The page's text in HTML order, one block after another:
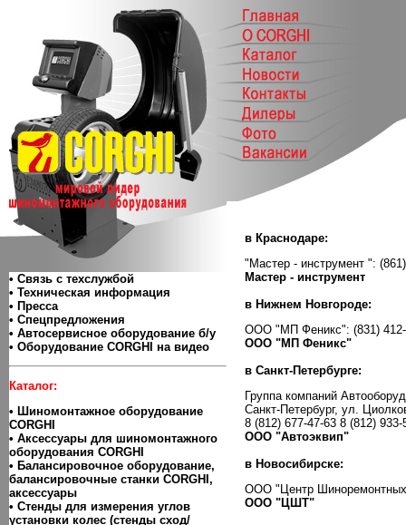
• Связь с техслужбой
• Техническая информация
• Пресса
• Спецпредложения
• Автосервисное оборудование б/у
• Оборудование CORGHI на видео
Каталог:
• Шиномонтажное оборудование
CORGHI
• Аксессуары для шиномонтажного
оборудования CORGHI
• Балансировочное оборудование,
балансировочные станки CORGHI,
аксессуары
• Стенды для измерения углов
установки колес (стенды сход/
в Краснодаре:
"Мастер - инструмент ":
Мастер - инструмент
в Нижнем Новгороде:
ООО "МП Феникс": (831) 412-
ООО "МП Феникс"
в Санкт-Петербурге:
Группа компаний
Санкт-Петербург, ул.
8 (812) 677-47-63 8 (812) 933-
ООО "Автоэквип"
в Новосибирске:
ООО "Центр Шиноремонтных
ООО "ЦШТ"